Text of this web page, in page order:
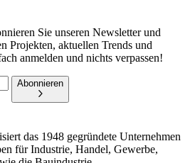
Sie unseren Newsletter und
Projekten, aktuellen Trends und
anmelden und nichts verpassen!
Abonnieren
das 1948 gegründete Unternehmen
für Industrie, Handel, Gewerbe,